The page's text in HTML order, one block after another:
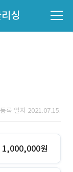
싱
등록 일자 2021.07.15.
1,000,000원